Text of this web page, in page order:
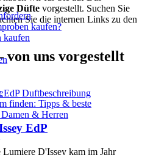
kaufen?
kaufen
finden: Tipps & beste
& Herren
Düfte vorgestellt. Suchen Sie
Sie die internen Links zu den
von uns vorgestellt
EdP
D'Issey kam im Jahr